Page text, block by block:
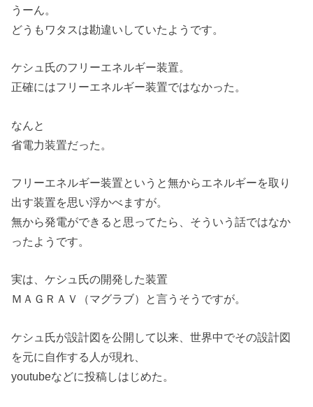
うーん。
どうもワタスは勘違いしていたようです。
ケシュ氏のフリーエネルギー装置。
正確にはフリーエネルギー装置ではなかった。
なんと
省電力装置だった。
フリーエネルギー装置というと無からエネルギーを取り
出す装置を思い浮かべますが。
無から発電ができると思ってたら、そういう話ではなか
ったようです。
実は、ケシュ氏の開発した装置
ＭＡＧＲＡＶ（マグラブ）と言うそうですが。
ケシュ氏が設計図を公開して以来、世界中でその設計図
を元に自作する人が現れ、
youtubeなどに投稿しはじめた。